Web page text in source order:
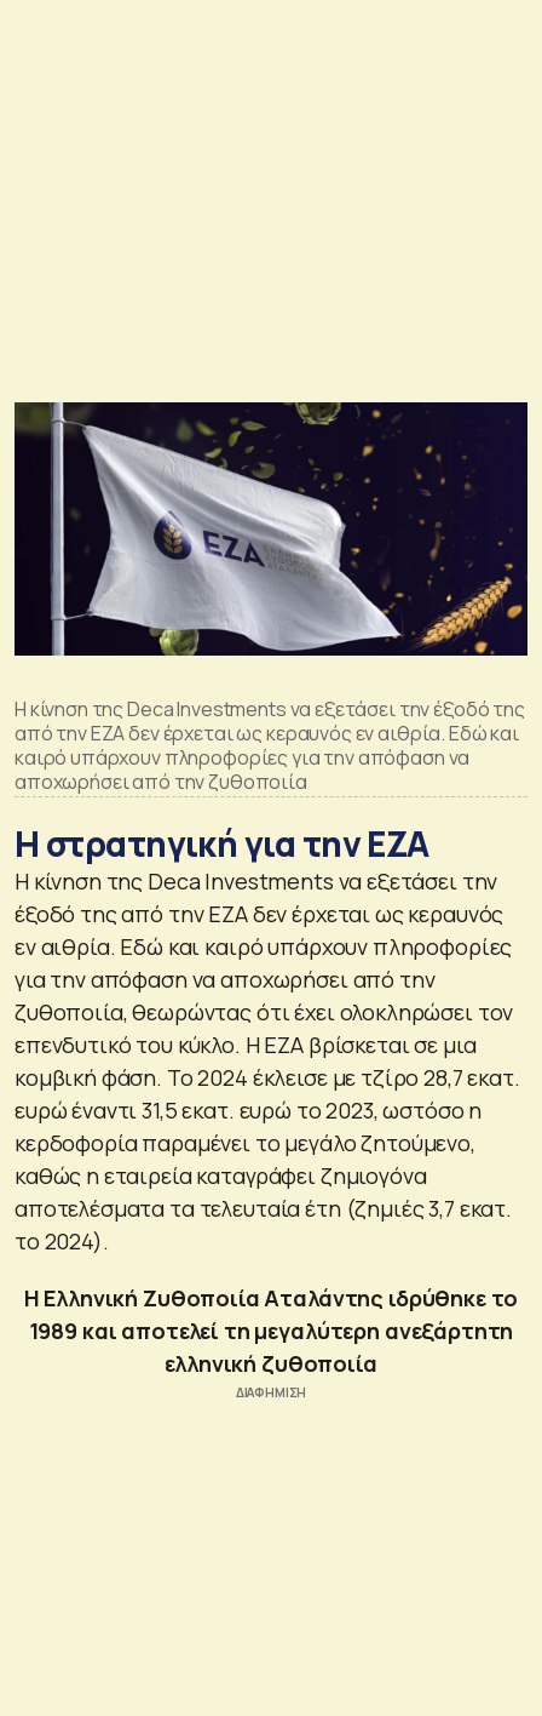
Η κίνηση της Deca Investments να εξετάσει την έξοδό της
από την ΕΖΑ δεν έρχεται ως κεραυνός εν αιθρία. Εδώ και
καιρό υπάρχουν πληροφορίες για την απόφαση να
αποχωρήσει από την ζυθοποιία
Η στρατηγική για την EZA
Η κίνηση της Deca Investments να εξετάσει την
έξοδό της από την ΕΖΑ δεν έρχεται ως κεραυνός
εν αιθρία. Εδώ και καιρό υπάρχουν πληροφορίες
για την απόφαση να αποχωρήσει από την
ζυθοποιία, θεωρώντας ότι έχει ολοκληρώσει τον
επενδυτικό του κύκλο. Η ΕΖΑ βρίσκεται σε μια
κομβική φάση. Το 2024 έκλεισε με τζίρο 28,7 εκατ.
ευρώ έναντι 31,5 εκατ. ευρώ το 2023, ωστόσο η
κερδοφορία παραμένει το μεγάλο ζητούμενο,
καθώς η εταιρεία καταγράφει ζημιογόνα
αποτελέσματα τα τελευταία έτη (ζημιές 3,7 εκατ.
το 2024).
Η Ελληνική Ζυθοποιία Αταλάντης ιδρύθηκε το
1989 και αποτελεί τη μεγαλύτερη ανεξάρτητη
ελληνική ζυθοποιία